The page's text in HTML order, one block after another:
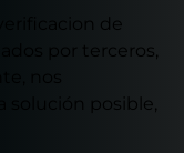
de
por terceros,
solución posible,